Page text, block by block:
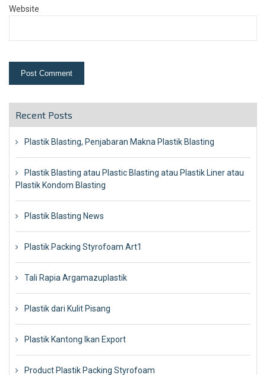
Website
Recent Posts
Plastik Blasting, Penjabaran Makna Plastik Blasting
Plastik Blasting atau Plastic Blasting atau Plastik Liner atau
Plastik Kondom Blasting
Plastik Blasting News
Plastik Packing Styrofoam Art1
Tali Rapia Argamazuplastik
Plastik dari Kulit Pisang
Plastik Kantong Ikan Export
Product Plastik Packing Styrofoam